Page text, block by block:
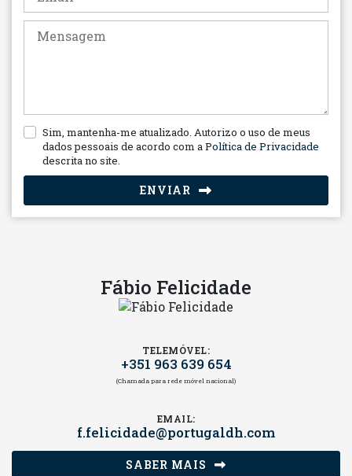
Sim, mantenha-me atualizado. Autorizo o uso de meus
dados pessoais de acordo com aPolítica de Privacidade
descrita no site.
ENVIAR
Fábio Felicidade
TELEMÓVEL:
+351 963 639 654
(Chamada para rede móvel nacional)
EMAIL:
f.felicidade@portugaldh.com
SABER MAIS